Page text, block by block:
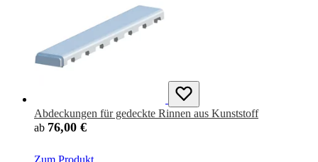
Abdeckungen für gedeckte Rinnen aus Kunststoff
ab 76,00 €